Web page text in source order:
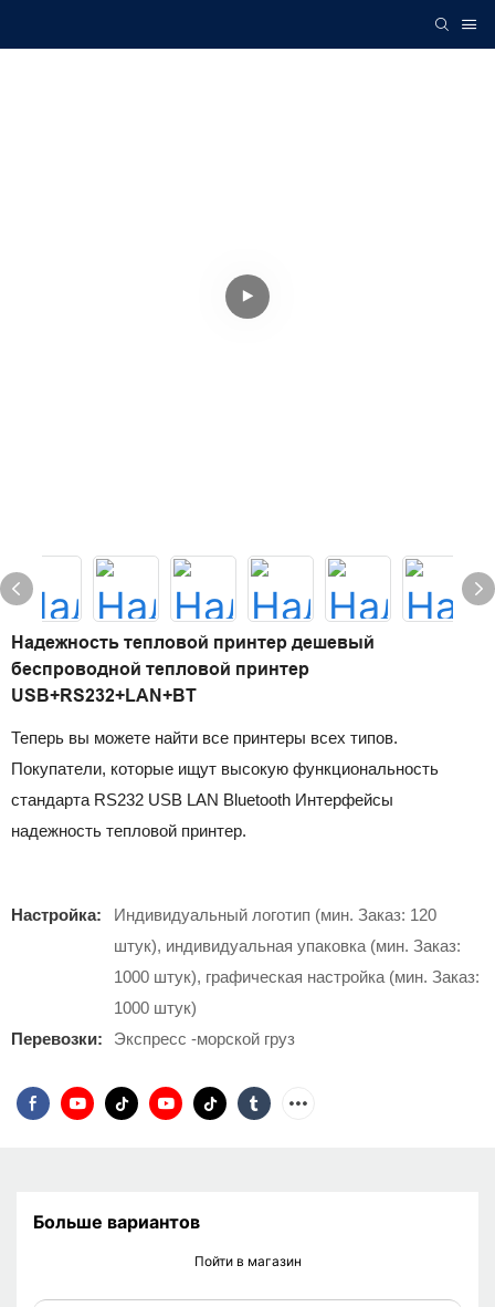
Надежность тепловой принтер дешевый
беспроводной тепловой принтер
USB+RS232+LAN+BT
Теперь вы можете найти все принтеры всех типов.
Покупатели, которые ищут высокую функциональность
стандарта RS232 USB LAN Bluetooth Интерфейсы
надежность тепловой принтер.
Настройка:
Индивидуальный логотип (мин. Заказ: 120
штук), индивидуальная упаковка (мин. Заказ:
1000 штук), графическая настройка (мин. Заказ:
1000 штук)
Перевозки:
Экспресс -морской груз
Больше вариантов
Пойти в магазин